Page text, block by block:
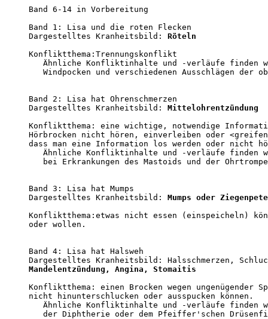
Band 6-14 in Vorbereitung
Band 1: Lisa und die roten
Dargestelltes Kranheitsbild: Röteln
Konfliktthema:Trennungskonflikt
Ähnliche Konfliktinhalte und -verläufe finden
Windpocken und verschiedenen Ausschlägen der
Band 2: Lisa hat Ohrenschmerzen
Dargestelltes Kranheitsbild: Mittelohrentzündung
Konfliktthema: eine wichtige, notwendige
Hörbrocken nicht hören, einverleiben oder
dass man eine Information los werden oder nicht
Ähnliche Konfliktinhalte und -verläufe finden
bei Erkrankungen des Mastoids und der
Band 3: Lisa hat Mumps
Dargestelltes Kranheitsbild: Mumps oder
Konfliktthema:etwas nicht essen (einspeicheln)
oder wollen.
Band 4: Lisa hat Halsweh
Mandelentzündung, Angina, Stomaitis
Konfliktthema: einen Brocken wegen ungenügender
nicht hinunterschlucken oder ausspucken können.
Ähnliche Konfliktinhalte und -verläufe finden
der Diphtherie oder dem Pfeiffer'schen